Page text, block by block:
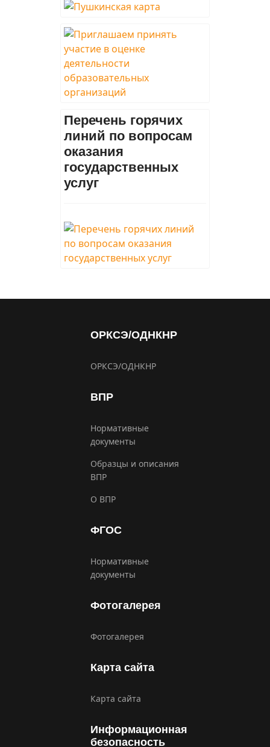
Перечень горячих
линий по вопросам
оказания
государственных
услуг
ОРКСЭ/ОДНКНР
ОРКСЭ/ОДНКНР
ВПР
Нормативные
документы
Образцы и описания
ВПР
О ВПР
ФГОС
Нормативные
документы
Фотогалерея
Фотогалерея
Карта сайта
Карта сайта
Информационная
безопасность